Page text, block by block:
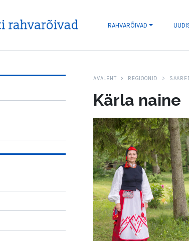
RAHVARÕIVAD
AVALEHT REGIOONID
Kärla naine